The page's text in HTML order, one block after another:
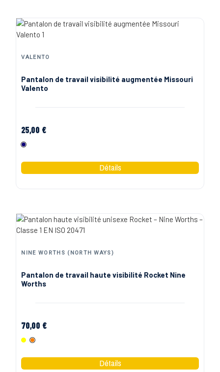
VALENTO
Pantalon de travail visibilité augmentée Missouri
Valento
25,00 €
Marine
NINE WORTHS (NORTH WAYS)
Pantalon de travail haute visibilité Rocket Nine
Worths
70,00 €
Jaune Fluo
Orange Fluo